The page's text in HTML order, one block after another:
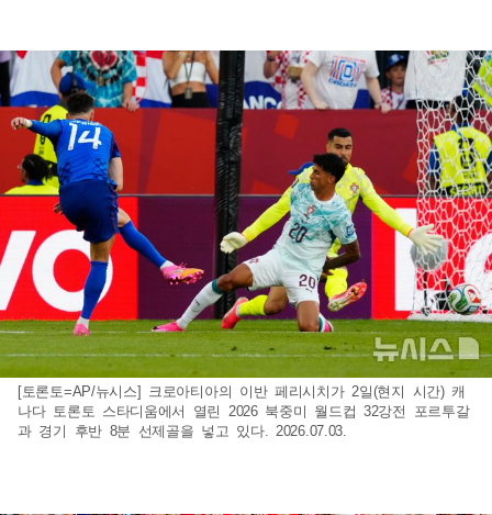
[토론토=AP/뉴시스] 크로아티아의 이반 페리시치가 2일(현지 시간) 캐
나다 토론토 스타디움에서 열린 2026 북중미 월드컵 32강전 포르투갈
과 경기 후반 8분 선제골을 넣고 있다. 2026.07.03.